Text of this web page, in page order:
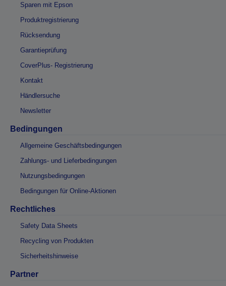
Sparen mit Epson
Produktregistrierung
Rücksendung
Garantieprüfung
CoverPlus- Registrierung
Kontakt
Händlersuche
Newsletter
Bedingungen
Allgemeine Geschäftsbedingungen
Zahlungs- und Lieferbedingungen
Nutzungsbedingungen
Bedingungen für Online-Aktionen
Rechtliches
Safety Data Sheets
Recycling von Produkten
Sicherheitshinweise
Partner